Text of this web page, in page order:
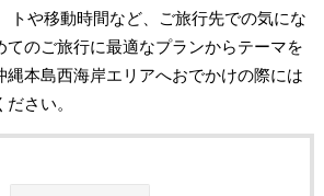
トや移動時間など、ご旅行先での気にな
てのご旅行に最適なプランからテーマを
縄本島西海岸エリアへおでかけの際には
さい。